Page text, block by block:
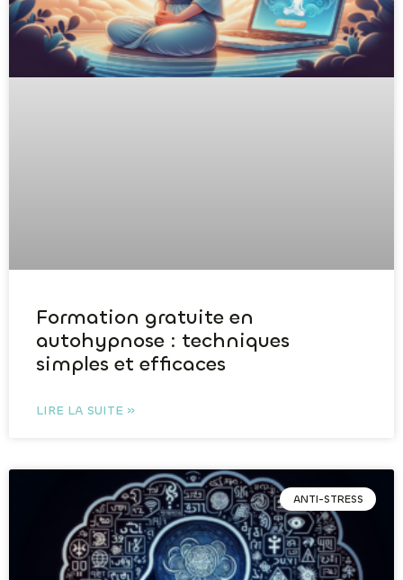
Formation gratuite en
autohypnose : techniques
simples et efficaces
LIRE LA SUITE »
ANTI-STRESS